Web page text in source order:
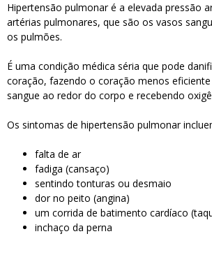
Hipertensão pulmonar é a elevada pressão
artérias pulmonares, que são os vasos
os pulmões.
É uma condição médica séria que pode
coração, fazendo o coração menos
sangue ao redor do corpo e recebendo
Os sintomas de hipertensão pulmonar
falta de ar
fadiga (cansaço)
sentindo tonturas ou desmaio
dor no peito (angina)
um corrida de batimento cardíaco
inchaço da perna